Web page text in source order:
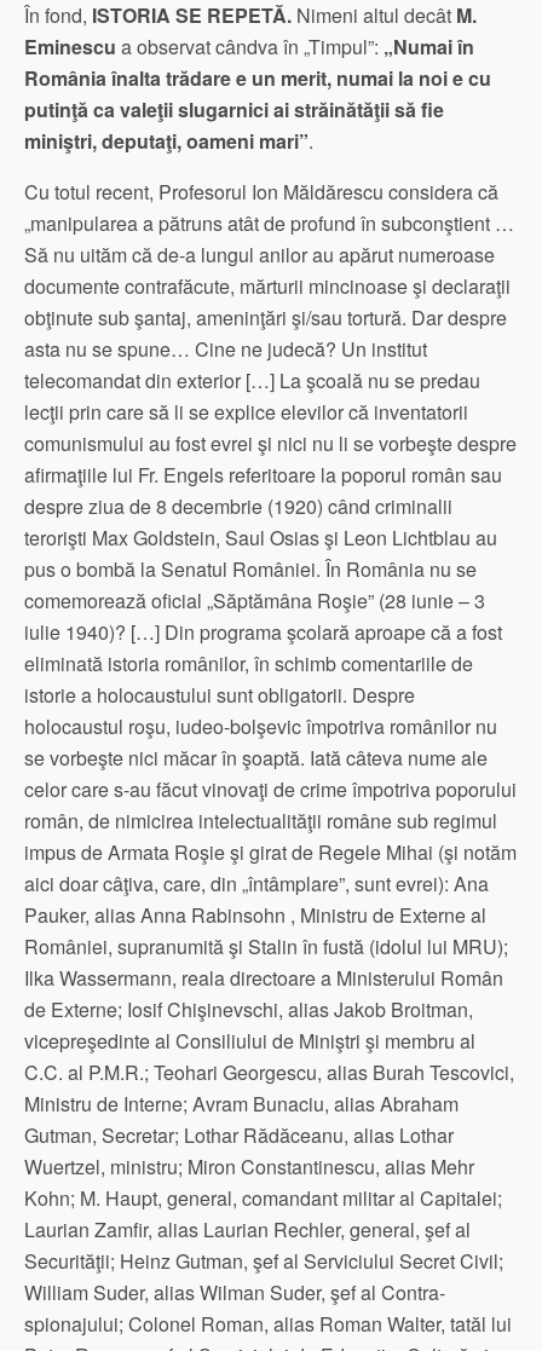
În fond, ISTORIA SE REPETĂ. Nimeni altul decât M.
Eminescu a observat cândva în „Timpul”: „Numai în
România înalta trădare e un merit, numai la noi e cu
putinţă ca valeţii slugarnici ai străinătăţii să fie
miniştri, deputaţi, oameni mari”.
Cu totul recent, Profesorul Ion Măldărescu considera că
„manipularea a pătruns atât de profund în subconştient …
Să nu uităm că de-a lungul anilor au apărut numeroase
documente contrafăcute, mărturii mincinoase şi declaraţii
obţinute sub şantaj, ameninţări şi/sau tortură. Dar despre
asta nu se spune… Cine ne judecă? Un institut
telecomandat din exterior […] La şcoală nu se predau
lecţii prin care să li se explice elevilor că inventatorii
comunismului au fost evrei şi nici nu li se vorbeşte despre
afirmaţiile lui Fr. Engels referitoare la poporul român sau
despre ziua de 8 decembrie (1920) când criminalii
terorişti Max Goldstein, Saul Osias şi Leon Lichtblau au
pus o bombă la Senatul României. În România nu se
comemorează oficial „Săptămâna Roşie” (28 iunie – 3
iulie 1940)? […] Din programa şcolară aproape că a fost
eliminată istoria românilor, în schimb comentariile de
istorie a holocaustului sunt obligatorii. Despre
holocaustul roşu, iudeo-bolşevic împotriva românilor nu
se vorbeşte nici măcar în şoaptă. Iată câteva nume ale
celor care s-au făcut vinovaţi de crime împotriva poporului
român, de nimicirea intelectualităţii române sub regimul
impus de Armata Roşie şi girat de Regele Mihai (şi notăm
aici doar câţiva, care, din „întâmplare”, sunt evrei): Ana
Pauker, alias Anna Rabinsohn , Ministru de Externe al
României, supranumită şi Stalin în fustă (idolul lui MRU);
Ilka Wassermann, reala directoare a Ministerului Român
de Externe; Iosif Chişinevschi, alias Jakob Broitman,
vicepreşedinte al Consiliului de Miniştri şi membru al
C.C. al P.M.R.; Teohari Georgescu, alias Burah Tescovici,
Ministru de Interne; Avram Bunaciu, alias Abraham
Gutman, Secretar; Lothar Rădăceanu, alias Lothar
Wuertzel, ministru; Miron Constantinescu, alias Mehr
Kohn; M. Haupt, general, comandant militar al Capitalei;
Laurian Zamfir, alias Laurian Rechler, general, şef al
Securităţii; Heinz Gutman, şef al Serviciului Secret Civil;
William Suder, alias Wilman Suder, şef al Contra-
spionajului; Colonel Roman, alias Roman Walter, tatăl lui